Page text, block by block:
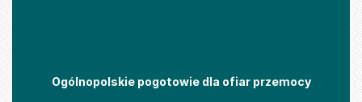
Ogólnopolskie pogotowie dla ofiar przemocy